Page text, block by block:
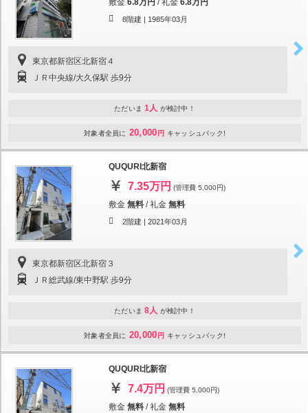
敷金 6.8万円 / 礼金 6.8万円
8階建 | 1985年03月
東京都新宿区北新宿４
ＪＲ中央線/大久保駅 歩9分
ただいま 1人 が検討中！
対象者全員に 20,000 円 キャッシュバック!
QUQURI北新宿
7.35万円 (管理費 5,000円)
敷金 無料 /礼金 無料
2階建 | 2021年03月
東京都新宿区北新宿３
ＪＲ総武線/東中野駅 歩9分
ただいま 8人 が検討中！
対象者全員に 20,000 円 キャッシュバック!
QUQURI北新宿
7.4万円 (管理費 5,000円)
敷金 無料 /礼金 無料